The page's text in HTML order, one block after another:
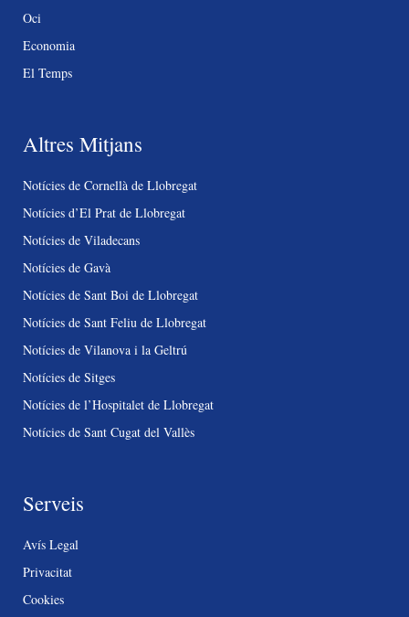
Oci
Economia
El Temps
Altres Mitjans
Notícies de Cornellà de Llobregat
Notícies d’El Prat de Llobregat
Notícies de Viladecans
Notícies de Gavà
Notícies de Sant Boi de Llobregat
Notícies de Sant Feliu de Llobregat
Notícies de Vilanova i la Geltrú
Notícies de Sitges
Notícies de l’Hospitalet de Llobregat
Notícies de Sant Cugat del Vallès
Serveis
Avís Legal
Privacitat
Cookies